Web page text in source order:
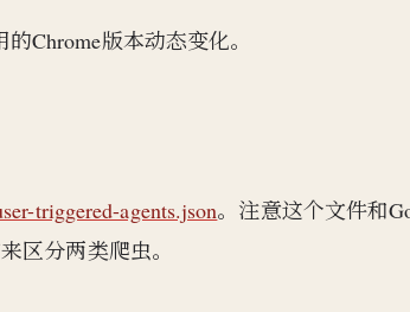
Chrome版本动态变化。
triggered-agents.json。注意这个文件和
区分两类爬虫。